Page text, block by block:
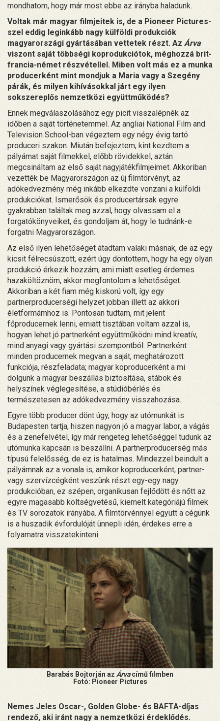
mondhatom, hogy már most ebbe az irányba haladunk.
Voltak már magyar filmjeitek is, de a Pioneer Pictures-
szel eddig leginkább nagy külföldi produkciók
magyarországi gyártásában vettetek részt. Az Árva
viszont saját többségi koprodukciótok, méghozzá brit-
francia-német részvétellel. Miben volt más ez a munka
producerként mint mondjuk a Maria vagy a Szegény
párák, és milyen kihívásokkal járt egy ilyen
sokszereplős nemzetközi együttműködés?
Ennek megválaszolásához egy picit visszalépnék az
időben a saját történetemmel. Az angliai National Film and
Television School-ban végeztem egy négy évig tartó
produceri szakon. Miután befejeztem, kint kezdtem a
pályámat saját filmekkel, előbb rövidekkel, aztán
megcsináltam az első saját nagyjátékfilmjeimet. Akkoriban
vezették be Magyarországon az új filmtörvényt, az
adókedvezmény még inkább elkezdte vonzani a külföldi
produkciókat. Ismerősök és producertársak egyre
gyakrabban találtak meg azzal, hogy olvassam el a
forgatókönyveiket, és gondoljam át, hogy le tudnánk-e
forgatni Magyarországon.
Az első ilyen lehetőséget átadtam valaki másnak, de az egy
kicsit félrecsúszott, ezért úgy döntöttem, hogy ha egy olyan
produkció érkezik hozzám, ami miatt esetleg érdemes
hazaköltöznöm, akkor megfontolom a lehetőséget.
Akkoriban a két fiam még kiskorú volt, így egy
partnerproducerségi helyzet jobban illett az akkori
életformámhoz is. Pontosan tudtam, mit jelent
főproducernek lenni, emiatt tisztában voltam azzal is,
hogyan lehet jó partnerként együttműködni mind kreatív,
mind anyagi vagy gyártási szempontból. Partnerként
minden producernek megvan a saját, meghatározott
funkciója, részfeladata; magyar koproducerként a mi
dolgunk a magyar beszállás biztosítása, stábok és
helyszínek véglegesítése, a stúdióbérlés és
természetesen az adókedvezmény visszahozása.
Egyre több producer dönt úgy, hogy az utómunkát is
Budapesten tartja, hiszen nagyon jó a magyar labor, a vágás
és a zenefelvétel, így már rengeteg lehetőséggel tudunk az
utómunka kapcsán is beszállni. A partnerproducerség más
típusú felelősség, de ez is hatalmas. Mindezzel beindult a
pályámnak az a vonala is, amikor koproducerként, partner-
vagy szervízcégként veszünk részt egy-egy nagy
produkcióban, ez szépen, organikusan fejlődött és nőtt az
egyre magasabb költségvetésű, kiemelt kategóriájú filmek
és TV sorozatok irányába. A filmtörvénnyel együtt a cégünk
is a huszadik évfordulóját ünnepli idén, érdekes erre a
folyamatra visszatekinteni.
Barabás Bojtorján az Árvacímű filmben
Fotó: Pioneer Pictures
Nemes Jeles Oscar-, Golden Globe- és BAFTA-díjas
rendező, aki iránt nagy a nemzetközi érdeklődés.